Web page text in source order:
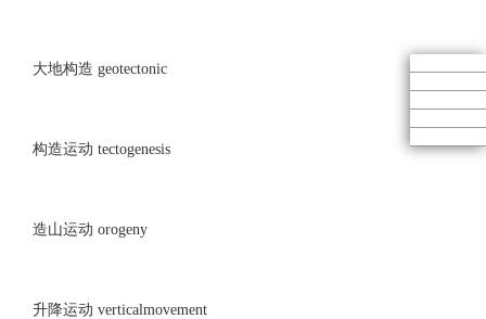
大地构造 geotectonic
构造运动 tectogenesis
造山运动 orogeny
升降运动 verticalmovement